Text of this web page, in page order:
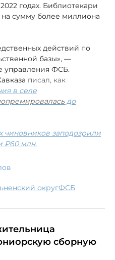
годах. Библиотекари
на сумму более миллиона
действий по
базы», —
управления ФСБ.
писал, как
в селе
до
чиновников заподозрили
₽60 млн.
округ ФСБ
сборную